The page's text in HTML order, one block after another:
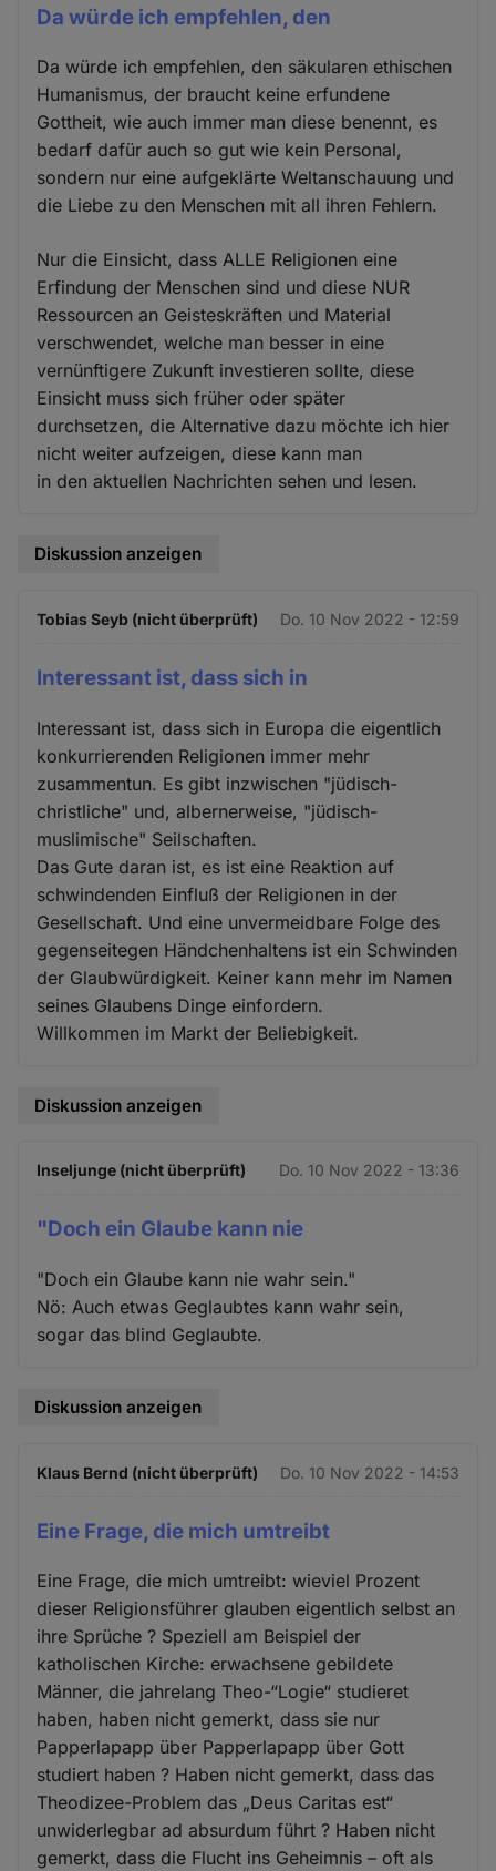
Da würde ich empfehlen, den
Da würde ich empfehlen, den säkularen ethischen
Humanismus, der braucht keine erfundene
Gottheit, wie auch immer man diese benennt, es
bedarf dafür auch so gut wie kein Personal,
sondern nur eine aufgeklärte Weltanschauung und
die Liebe zu den Menschen mit all ihren Fehlern.
Nur die Einsicht, dass ALLE Religionen eine
Erfindung der Menschen sind und diese NUR
Ressourcen an Geisteskräften und Material
verschwendet, welche man besser in eine
vernünftigere Zukunft investieren sollte, diese
Einsicht muss sich früher oder später
durchsetzen, die Alternative dazu möchte ich hier
nicht weiter aufzeigen, diese kann man
in den aktuellen Nachrichten sehen und lesen.
Diskussion anzeigen
Tobias Seyb (nicht überprüft) Do. 10 Nov 2022 - 12:59
Interessant ist, dass sich in
Interessant ist, dass sich in Europa die eigentlich
konkurrierenden Religionen immer mehr
zusammentun. Es gibt inzwischen "jüdisch-
christliche" und, albernerweise, "jüdisch-
muslimische" Seilschaften.
Das Gute daran ist, es ist eine Reaktion auf
schwindenden Einfluß der Religionen in der
Gesellschaft. Und eine unvermeidbare Folge des
gegenseitegen Händchenhaltens ist ein Schwinden
der Glaubwürdigkeit. Keiner kann mehr im Namen
seines Glaubens Dinge einfordern.
Willkommen im Markt der Beliebigkeit.
Diskussion anzeigen
Inseljunge (nicht überprüft) Do. 10 Nov 2022 - 13:36
"Doch ein Glaube kann nie
"Doch ein Glaube kann nie wahr sein."
Nö: Auch etwas Geglaubtes kann wahr sein,
sogar das blind Geglaubte.
Diskussion anzeigen
Klaus Bernd (nicht überprüft) Do. 10 Nov 2022 - 14:53
Eine Frage, die mich umtreibt
Eine Frage, die mich umtreibt: wieviel Prozent
dieser Religionsführer glauben eigentlich selbst an
ihre Sprüche ? Speziell am Beispiel der
katholischen Kirche: erwachsene gebildete
Männer, die jahrelang Theo-“Logie“ studieret
haben, haben nicht gemerkt, dass sie nur
Papperlapapp über Papperlapapp über Gott
studiert haben ? Haben nicht gemerkt, dass das
Theodizee-Problem das „Deus Caritas est“
unwiderlegbar ad absurdum führt ? Haben nicht
gemerkt, dass die Flucht ins Geheimnis – oft als